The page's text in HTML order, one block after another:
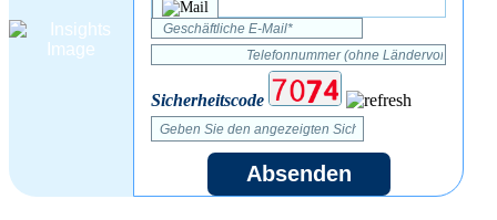
Sicherheitscode
Absenden